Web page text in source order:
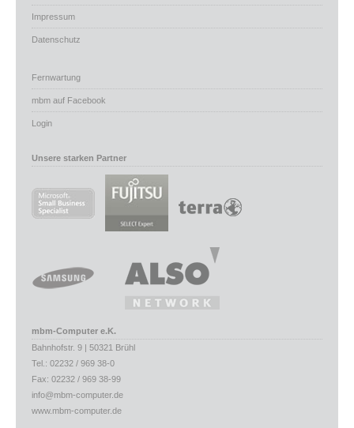
Impressum
Datenschutz
Fernwartung
mbm auf Facebook
Login
Unsere starken Partner
mbm-Computer e.K.
Bahnhofstr. 9 | 50321 Brühl
Tel.: 02232 / 969 38-0
Fax: 02232 / 969 38-99
info@mbm-computer.de
www.mbm-computer.de